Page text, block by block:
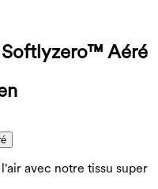
Softlyzero™ Aéré
avec notre tissu super